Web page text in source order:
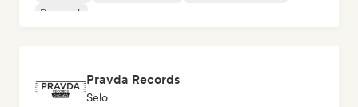
Pop rock
Pravda Records
Selo